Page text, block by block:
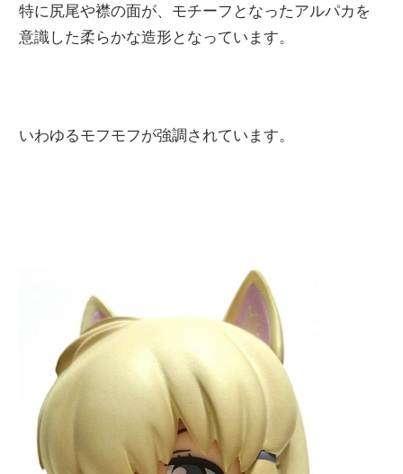
特に尻尾や襟の面が、モチーフとなったアルパカを
意識した柔らかな造形となっています。
いわゆるモフモフが強調されています。